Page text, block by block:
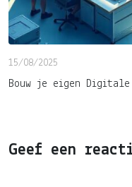
15/08/2025
Bouw je eigen Digitale
Geef een